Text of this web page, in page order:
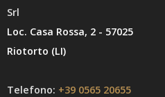
Srl
Loc. Casa Rossa, 2 - 57025
Riotorto (LI)
Telefono: +39 0565 20655